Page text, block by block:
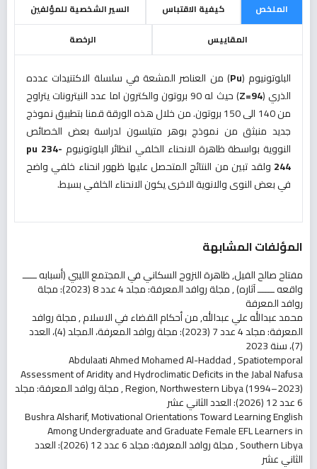
الملخص كيفية الاقتباس
السير الشخصية للمؤلفين
المقاييس
الرخصة
البلوتونيوم (Pu) من العناصر المشعة في سلسلة الاكتنيدات عدده
الذري (Z=94
) حيث له 90 بروتون والكترون اما عدد النيترونات يتراوح
من 140 الى 150 بروتون. من خلال هذه الورقة قمنا بتطبيق نموذج
جديد منبثق من نموذج بوهر متيلسون لدراسة بعض الخصائص
النووية بواسطة ظاهرة الانحناء الخلفي لنظائر البلوتونيوم pu 234-
244 ولقد تبين من النتائج المتحصل عليها ظهور انحناء خلفي واضح
في بعض النوى والانوية الاخرى يكون الانحناء الخلفي بسيط.
المؤلفات المشابهة
مفتاح صالح الفيل,ظاهرة النزوح السكاني في المجتمع الليبي (أسبابه ـــــ
واقعه ــــــ آثاره), مجلة روافد المعرفة: مجلد 4 عدد 8 (2023): مجلة
روافد المعرفة
محمد عبدالله علي عبدالله,من أحكام القضاء في الاسلام,مجلة روافد
المعرفة: مجلد 4 عدد 7 (2023): مجلة روافد المعرفة، المجلد (4)، العدد
(7)، سنة 2023
Abdulaati Ahmed Mohamed Al-Haddad ,Spatiotemporal
Assessment of Aridity and Hydroclimatic Deficits in the Jabal Nafusa
Region, Northwestern Libya (1994–2023)
,مجلة روافد المعرفة: مجلد
6 عدد 12 (2026): العدد الثاني عشر
Bushra Alsharif,Motivational Orientations Toward Learning English
Among Undergraduate and Graduate Female EFL Learners in
Southern Libya
, مجلة روافد المعرفة: مجلد 6 عدد 12 (2026): العدد
الثاني عشر